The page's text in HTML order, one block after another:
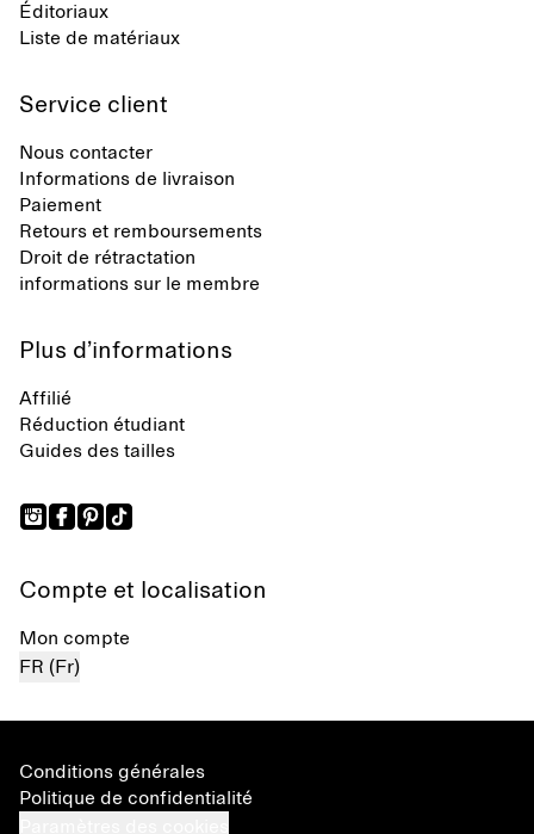
Éditoriaux
Liste de matériaux
Service client
Nous contacter
Informations de livraison
Paiement
Retours et remboursements
Droit de rétractation
informations sur le membre
Plus d’informations
Affilié
Réduction étudiant
Guides des tailles
Compte et localisation
Mon compte
FR (Fr)
Conditions générales
Politique de confidentialité